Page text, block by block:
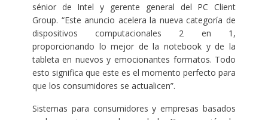
sénior de Intel y gerente general del PC Client
Group. “Este anuncio acelera la nueva categoría de
dispositivos computacionales 2 en 1,
proporcionando lo mejor de la notebook y de la
tableta en nuevos y emocionantes formatos. Todo
esto significa que este es el momento perfecto para
que los consumidores se actualicen”.
Sistemas para consumidores y empresas basados